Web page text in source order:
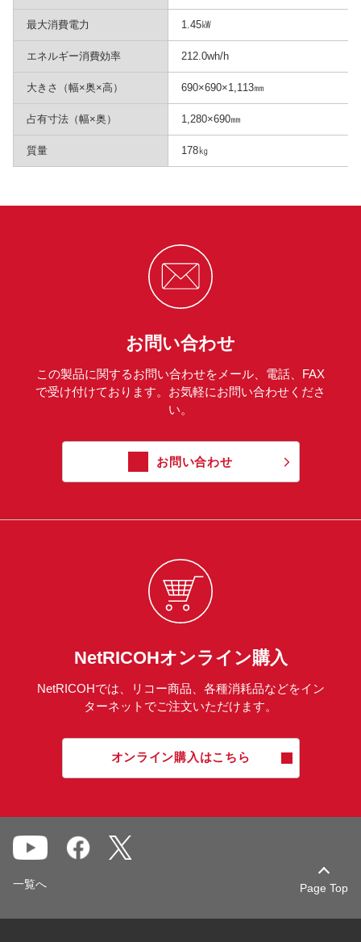
最大消費電力 1.45㎾
エネルギー消費効率 212.0wh/h
大きさ（幅×奥×高） 690×690×1,113㎜
占有寸法（幅×奥） 1,280×690㎜
質量 178㎏
お問い合わせ
この製品に関するお問い合わせをメール、電話、FAX
で受け付けております。お気軽にお問い合わせくださ
い。
お問い合わせ
NetRICOHオンライン購入
NetRICOHでは、リコー商品、各種消耗品などをイン
ターネットでご注文いただけます。
オンライン購入はこちら
Page Top
一覧へ